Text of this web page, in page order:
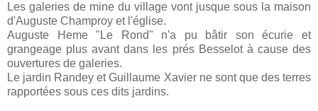
Les galeries de mine du village vont jusque sous la maison
d'Auguste Champroy et l'église.
Auguste Heme "Le Rond" n'a pu bâtir son écurie et
grangeage plus avant dans les prés Besselot à cause des
ouvertures de galeries.
Le jardin Randey et Guillaume Xavier ne sont que des terres
rapportées sous ces dits jardins.